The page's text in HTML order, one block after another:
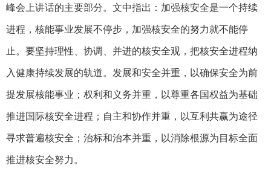
峰会上讲话的主要部分。文中指出：加强核安全是一个持续
进程，核能事业发展不停步，加强核安全的努力就不能停
止。要坚持理性、协调、并进的核安全观，把核安全进程纳
入健康持续发展的轨道。发展和安全并重，以确保安全为前
提发展核能事业；权利和义务并重，以尊重各国权益为基础
推进国际核安全进程；自主和协作并重，以互利共赢为途径
寻求普遍核安全；治标和治本并重，以消除根源为目标全面
推进核安全努力。